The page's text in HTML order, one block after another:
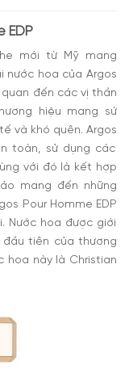
EDP
mới từ Mỹ mang
nước hoa của Argos
đến các vị thần
hiệu mang sứ
và khó quên. Argos
toàn, sử dụng các
với đó là kết hợp
mang đến những
Pour Homme EDP
Nước hoa được giới
đầu tiên của thương
hoa này là Christian